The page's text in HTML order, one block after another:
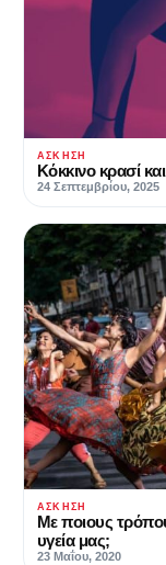
ΆΣΚΗΣΗ
Κόκκινο κρασί
24 Σεπτεμβρίου, 2025
ΆΣΚΗΣΗ
Με ποιους
υγεία μας;
23 Μαΐου, 2020